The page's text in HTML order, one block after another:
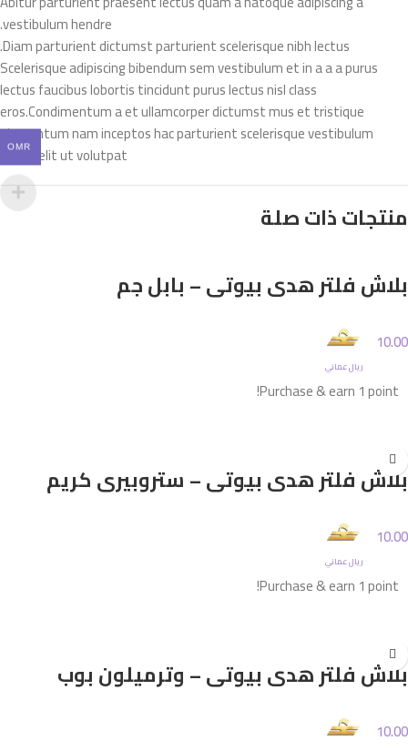
vestibulum hendre.
Diam parturient dictumst parturient scelerisque nibh lectus.
Scelerisque adipiscing bibendum sem vestibulum et in a a a purus
lectus faucibus lobortis tincidunt purus lectus nisl class
eros.Condimentum a et ullamcorper dictumst mus et tristique
elementum nam inceptos hac parturient scelerisque vestibulum
amet elit ut volutpat.
منتجات ذات صلة
بلاش فلتر هدى بيوتي – بابل جم
10.00
ريال عماني
Purchase & earn 1 point!
بلاش فلتر هدى بيوتي – ستروبيري كريم
10.00
ريال عماني
Purchase & earn 1 point!
بلاش فلتر هدى بيوتي – وترميلون بوب
10.00
OMR